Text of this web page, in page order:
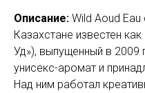
Описание: Wild Aoud
Казахстане известен
Уд»), выпущенный в 2009
унисекс-аромат и
Над ним работал